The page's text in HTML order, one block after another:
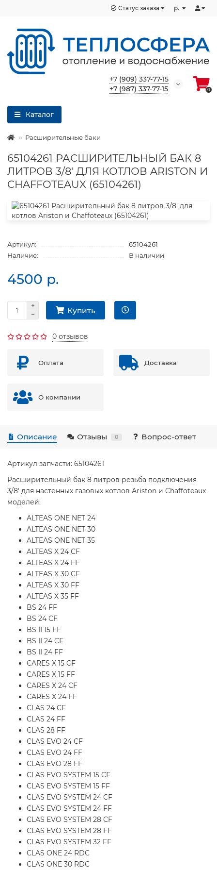
р.
Статус заказа
+7 (909) 337-77-15
+7 (987) 337-77-15
0
Каталог
Расширительные баки
65104261 РАСШИРИТЕЛЬНЫЙ БАК 8
ЛИТРОВ 3/8' ДЛЯ КОТЛОВ ARISTON И
CHAFFOTEAUX (65104261)
Артикул:
65104261
Наличие:
В наличии
4500 р.
Купить
0 отзывов
Оплата Доставка
О компании
Описание Отзывы 0 Вопрос-ответ
Артикул запчасти: 65104261
Расширительный бак 8 литров резьба подключения
3/8' для настенных газовых котлов Ariston и Chaffoteaux
моделей:
ALTEAS ONE NET 24
ALTEAS ONE NET 30
ALTEAS ONE NET 35
ALTEAS X 24 CF
ALTEAS X 24 FF
ALTEAS X 30 CF
ALTEAS X 30 FF
ALTEAS X 35 FF
BS 24 FF
BS 24 СF
BS II 15 FF
BS II 24 CF
BS II 24 FF
CARES X 15 CF
CARES X 15 FF
CARES X 24 CF
CARES X 24 FF
CLAS 24 CF
CLAS 24 FF
CLAS 28 FF
CLAS EVO 24 CF
CLAS EVO 24 FF
CLAS EVO 28 FF
CLAS EVO SYSTEM 15 CF
CLAS EVO SYSTEM 15 FF
CLAS EVO SYSTEM 24 CF
CLAS EVO SYSTEM 24 FF
CLAS EVO SYSTEM 28 CF
CLAS EVO SYSTEM 28 FF
CLAS EVO SYSTEM 32 FF
CLAS ONE 24 RDC
CLAS ONE 30 RDC